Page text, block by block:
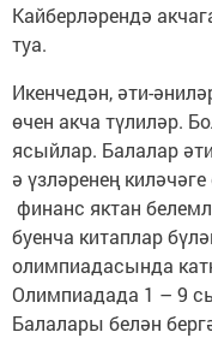
Кайберләрендә
туа.
Икенчедән, әти-
өчен акча түлиләр.
ясыйлар. Балалар
ә үзләренең
финанс яктан
буенча китаплар
олимпиадасында
Олимпиадада 1 – 9
Балалары белән